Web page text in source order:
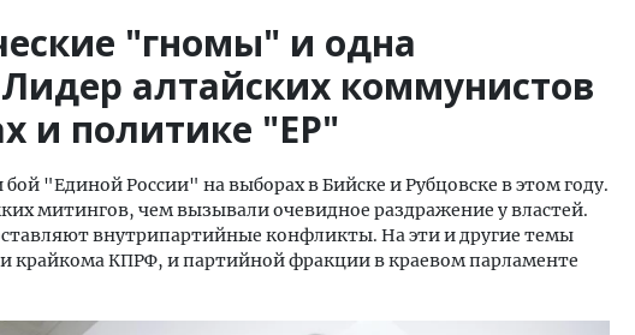
"гномы" и одна
алтайских коммунистов
и политике "ЕР"
"Единой России" на выборах в Бийске и Рубцовске в этом году.
митингов, чем вызывали очевидное раздражение у властей.
внутрипартийные конфликты. На эти и другие темы
крайкома КПРФ, и партийной фракции в краевом парламенте